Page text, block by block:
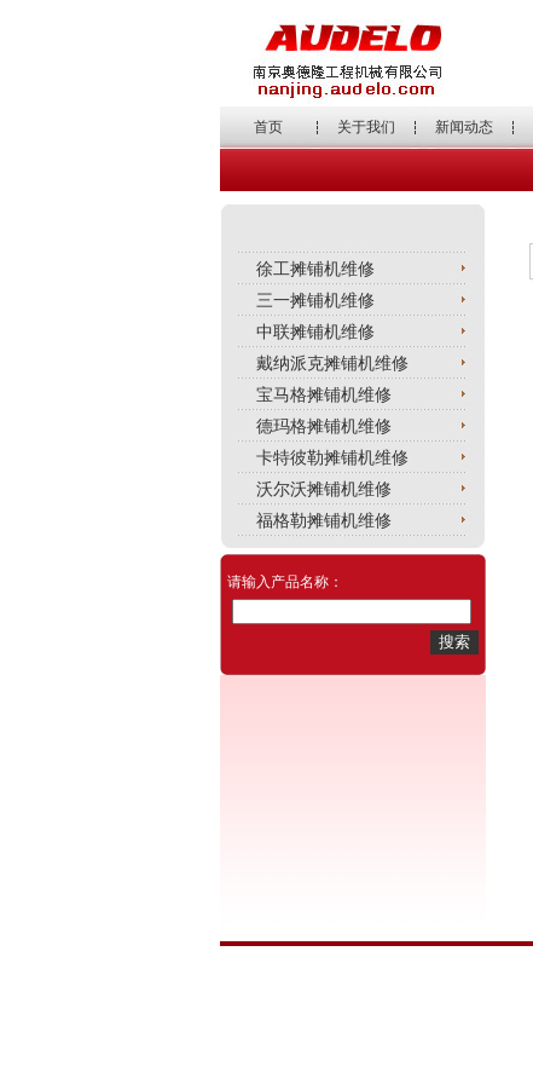
首页 关于我们 新闻动态
徐工摊铺机维修
三一摊铺机维修
中联摊铺机维修
戴纳派克摊铺机维修
宝马格摊铺机维修
德玛格摊铺机维修
卡特彼勒摊铺机维修
沃尔沃摊铺机维修
福格勒摊铺机维修
请输入产品名称：